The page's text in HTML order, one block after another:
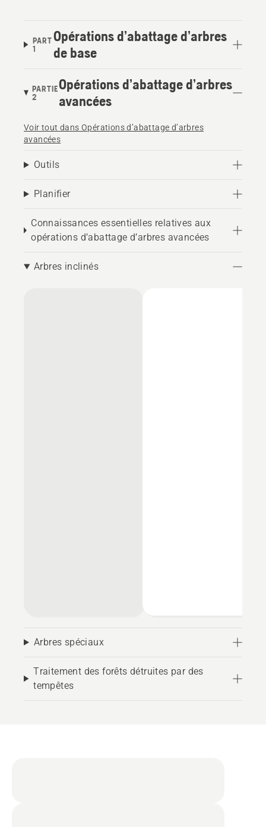
PART
1
Opérations d’abattage d’arbres
de base
PARTIE
2
Opérations d’abattage d’arbres
avancées
Voir tout dans Opérations d’abattage d’arbres
avancées
Outils
Planifier
Connaissances essentielles relatives aux
opérations d’abattage d’arbres avancées
Arbres inclinés
Arbres spéciaux
Traitement des forêts détruites par des
tempêtes